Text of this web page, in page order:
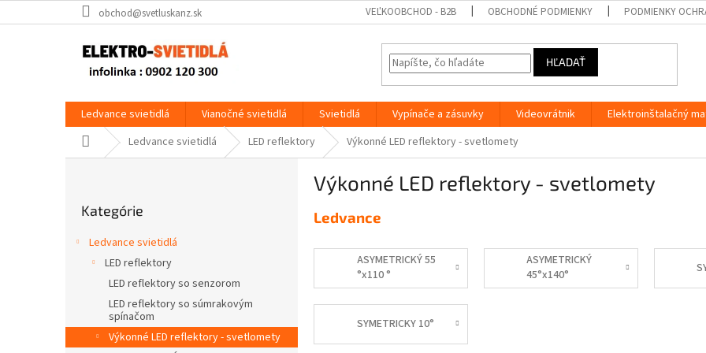
na
obchod@svetluskanz.sk VEĽKOOBCHOD - B2B OBCHODNÉ PODMIENKY PODMIENKY
HĽADAŤ
Ledvance svietidlá Vianočné svietidlá Svietidlá Vypínače a zásuvky Videovrátnik Elektroinštalačný
DomovLedvance svietidlá LED reflektory Výkonné LED reflektory - svetlomety
l
kategórie
Kategórie
Ledvance svietidlá
LED reflektory
LED reflektory so senzorom
LED reflektory so súmrakovým
spínačom
Výkonné LED reflektory - svetlomety
Výkonné LED reflektory - svetlomety
Ledvance
ASYMETRICKÝ 55
°x110 °
ASYMETRICKÝ
45°x140°
SYMETRICKY 10°